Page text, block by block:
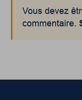
Vous devez
commentaire.